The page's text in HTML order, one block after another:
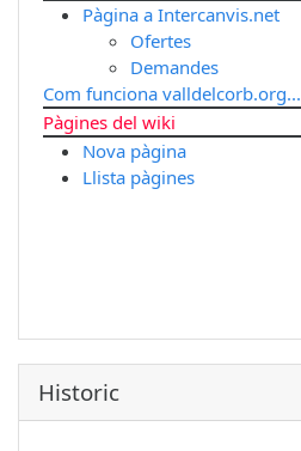
Pàgina a Intercanvis.net
Ofertes
Demandes
Com funciona valldelcorb.org...
Pàgines del wiki
Nova pàgina
Llista pàgines
Historic